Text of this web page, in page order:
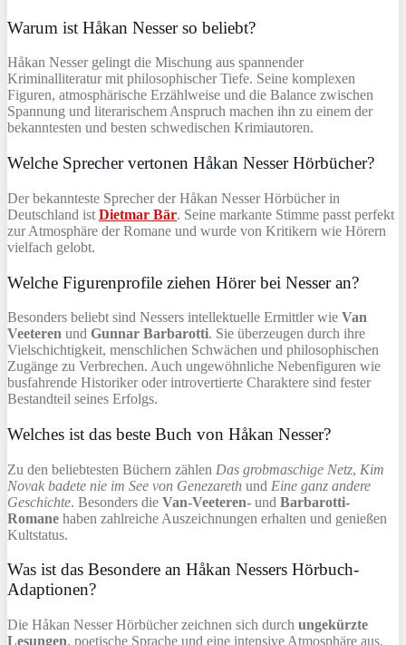
Warum ist Håkan Nesser so beliebt?
Håkan Nesser gelingt die Mischung aus spannender
Kriminalliteratur mit philosophischer Tiefe. Seine komplexen
Figuren, atmosphärische Erzählweise und die Balance zwischen
Spannung und literarischem Anspruch machen ihn zu einem der
bekanntesten und besten schwedischen Krimiautoren.
Welche Sprecher vertonen Håkan Nesser Hörbücher?
Der bekannteste Sprecher der Håkan Nesser Hörbücher in
Deutschland ist Dietmar Bär. Seine markante Stimme passt perfekt
zur Atmosphäre der Romane und wurde von Kritikern wie Hörern
vielfach gelobt.
Welche Figurenprofile ziehen Hörer bei Nesser an?
Besonders beliebt sind Nessers intellektuelle Ermittler wie Van
Veeteren und Gunnar Barbarotti. Sie überzeugen durch ihre
Vielschichtigkeit, menschlichen Schwächen und philosophischen
Zugänge zu Verbrechen. Auch ungewöhnliche Nebenfiguren wie
busfahrende Historiker oder introvertierte Charaktere sind fester
Bestandteil seines Erfolgs.
Welches ist das beste Buch von Håkan Nesser?
Zu den beliebtesten Büchern zählen Das grobmaschige Netz, Kim
Novak badete nie im See von Genezareth und Eine ganz andere
Geschichte. Besonders die Van-Veeteren- und Barbarotti-
Romane haben zahlreiche Auszeichnungen erhalten und genießen
Kultstatus.
Was ist das Besondere an Håkan Nessers Hörbuch-
Adaptionen?
Die Håkan Nesser Hörbücher zeichnen sich durch ungekürzte
Lesungen, poetische Sprache und eine intensive Atmosphäre aus.